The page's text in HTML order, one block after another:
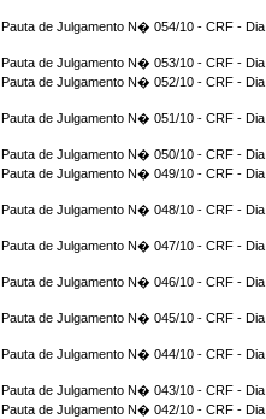
Pauta de Julgamento N� 054/10 - CRF -
Pauta de Julgamento N� 053/10 - CRF -
Pauta de Julgamento N� 052/10 - CRF -
Pauta de Julgamento N� 051/10 - CRF -
Pauta de Julgamento N� 050/10 - CRF -
Pauta de Julgamento N� 049/10 - CRF - Dia
Pauta de Julgamento N� 048/10 - CRF -
Pauta de Julgamento N� 047/10 - CRF -
Pauta de Julgamento N� 046/10 - CRF -
Pauta de Julgamento N� 045/10 - CRF -
Pauta de Julgamento N� 044/10 - CRF -
Pauta de Julgamento N� 043/10 - CRF -
Pauta de Julgamento N� 042/10 - CRF -